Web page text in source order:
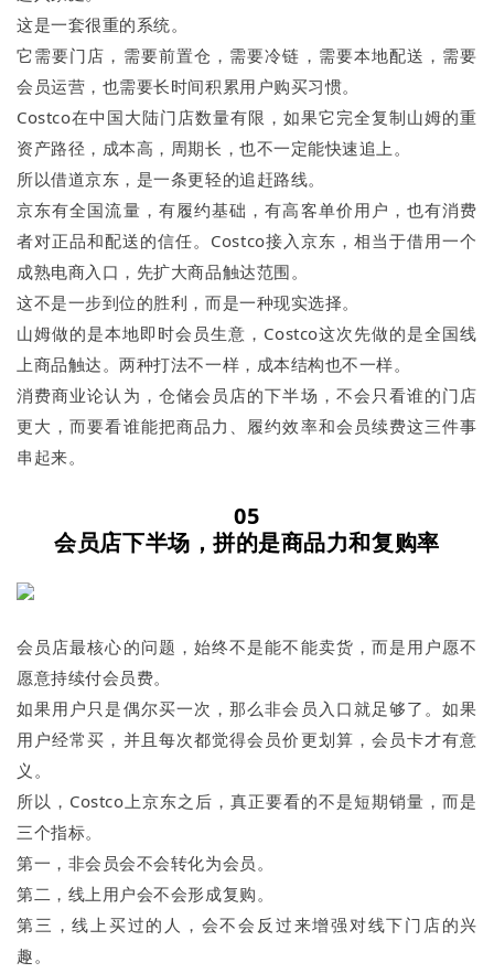
这是一套很重的系统。
它需要门店，需要前置仓，需要冷链，需要本地配送，需要
会员运营，也需要长时间积累用户购买习惯。
Costco在中国大陆门店数量有限，如果它完全复制山姆的重
资产路径，成本高，周期长，也不一定能快速追上。
所以借道京东，是一条更轻的追赶路线。
京东有全国流量，有履约基础，有高客单价用户，也有消费
者对正品和配送的信任。Costco接入京东，相当于借用一个
成熟电商入口，先扩大商品触达范围。
这不是一步到位的胜利，而是一种现实选择。
山姆做的是本地即时会员生意，Costco这次先做的是全国线
上商品触达。两种打法不一样，成本结构也不一样。
消费商业论认为，仓储会员店的下半场，不会只看谁的门店
更大，而要看谁能把商品力、履约效率和会员续费这三件事
串起来。
05
会员店下半场，拼的是商品力和复购率
会员店最核心的问题，始终不是能不能卖货，而是用户愿不
愿意持续付会员费。
如果用户只是偶尔买一次，那么非会员入口就足够了。如果
用户经常买，并且每次都觉得会员价更划算，会员卡才有意
义。
所以，Costco上京东之后，真正要看的不是短期销量，而是
三个指标。
第一，非会员会不会转化为会员。
第二，线上用户会不会形成复购。
第三，线上买过的人，会不会反过来增强对线下门店的兴
趣。